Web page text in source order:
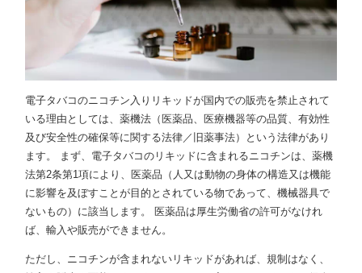
電子タバコのニコチン入りリキッドが国内での販売を禁止されて
いる理由としては、薬機法（医薬品、医療機器等の品質、有効性
及び安全性の確保等に関する法律／旧薬事法）という法律があり
ます。 まず、電子タバコのリキッドに含まれるニコチンは、薬機
法第2条第1項により、医薬品（人又は動物の身体の構造又は機能
に影響を及ぼすことが目的とされている物であって、機械器具で
ないもの）に該当します。 医薬品は厚生労働省の許可がなけれ
ば、輸入や販売ができません。
ただし、ニコチンが含まれないリキッドがあれば、規制はなく、